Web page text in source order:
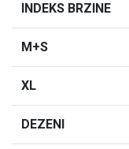
INDEKS BRZINE
M+S
XL
DEZENI